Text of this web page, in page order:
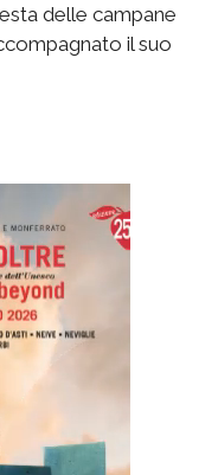
delle campane
il suo